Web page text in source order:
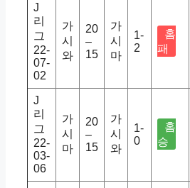
J
리
그
22-
07-
02
가
시
와
20
–
15
가
시
마
1-
2
홈
패
J
리
그
22-
03-
06
가
시
마
20
–
15
가
시
와
1-
0
홈
승